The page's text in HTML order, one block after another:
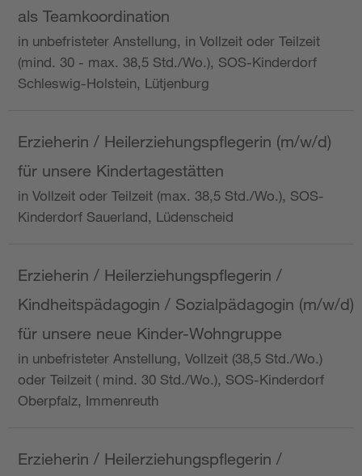
als Teamkoordination
in unbefristeter Anstellung, in Vollzeit oder Teilzeit
(mind. 30 - max. 38,5 Std./Wo.), SOS-Kinderdorf
Schleswig-Holstein, Lütjenburg
Erzieherin / Heilerziehungspflegerin (m/w/d)
für unsere Kindertagestätten
in Vollzeit oder Teilzeit (max. 38,5 Std./Wo.), SOS-
Kinderdorf Sauerland, Lüdenscheid
Erzieherin / Heilerziehungspflegerin /
Kindheitspädagogin / Sozialpädagogin (m/w/d)
für unsere neue Kinder-Wohngruppe
in unbefristeter Anstellung, Vollzeit (38,5 Std./Wo.)
oder Teilzeit ( mind. 30 Std./Wo.), SOS-Kinderdorf
Oberpfalz, Immenreuth
Erzieherin / Heilerziehungspflegerin /